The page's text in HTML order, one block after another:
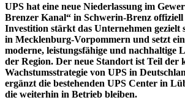
UPS hat eine neue Niederlassung im
Brenzer Kanal“ in Schwerin-Brenz
Investition stärkt das Unternehmen
in Mecklenburg-Vorpommern und setzt
moderne, leistungsfähige und nachhaltige
der Region. Der neue Standort ist Teil der
Wachstumsstrategie von UPS in
ergänzt die bestehenden UPS Center in
die weiterhin in Betrieb bleiben.